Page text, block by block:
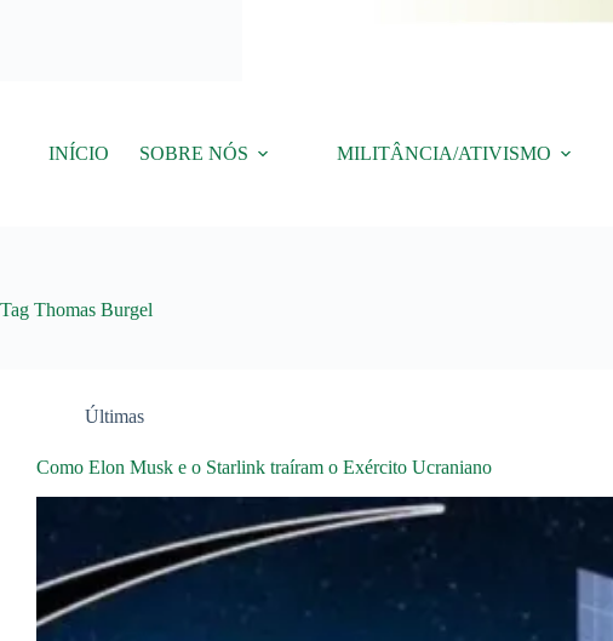
INÍCIO SOBRE NÓS MILITÂNCIA/ATIVISMO
Tag Thomas Burgel
Últimas
Como Elon Musk e o Starlink traíram o Exército Ucraniano